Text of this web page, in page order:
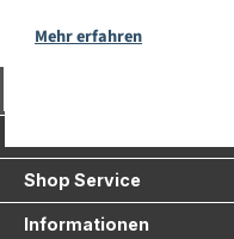
Mehr erfahren
Shop Service
Informationen